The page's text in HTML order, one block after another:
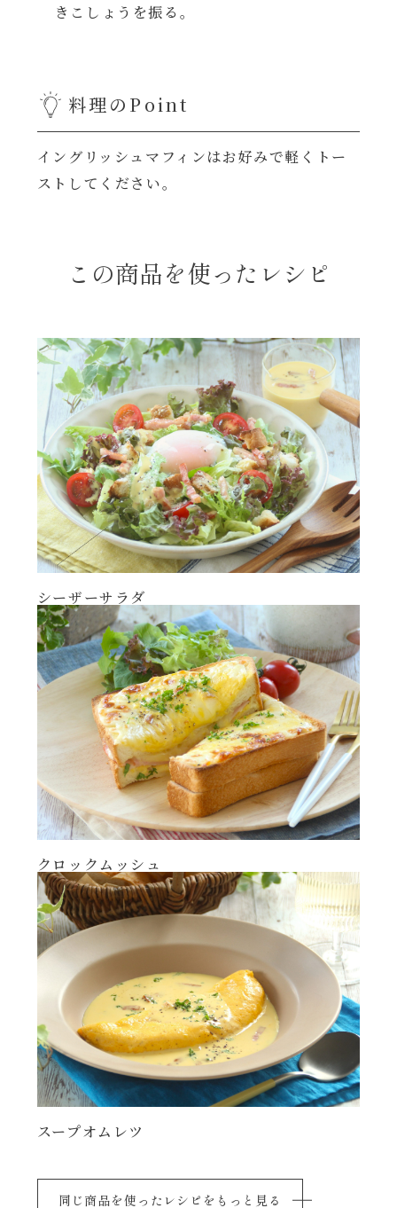
レンジ調理
節分
ひなまつり
ハロウィン
運動会
クリスマス
年末年始
その他
ハコネーゼ イカスミ
きこしょうを振る。
料理のPoint
イングリッシュマフィンはお好みで軽くトー
ストしてください。
この商品を使ったレシピ
シーザーサラダ
クロックムッシュ
スープオムレツ
同じ商品を使ったレシピをもっと見る